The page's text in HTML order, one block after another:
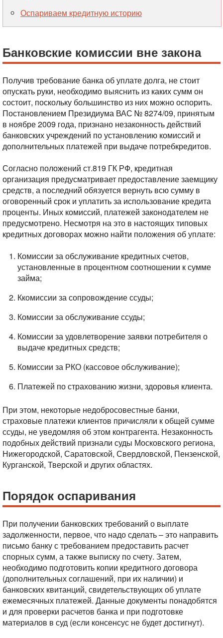
Оспариваем кредитную историю
Банковские комиссии вне закона
Получив требование банка об уплате долга, не стоит
опускать руки, необходимо выяснить из каких сумм он
состоит, поскольку большинство из них можно оспорить.
Постановлением Президиума ВАС № 8274/09, принятым
в ноябре 2009 года, признано незаконность действий
банковских учреждений по установлению комиссий и
дополнительных платежей при выдаче потребкредитов.
Согласно положений ст.819 ГК РФ, кредитная
организация предусматривает предоставление заемщику
средств, а последний обязуется вернуть всю сумму в
оговоренный срок и уплатить за использование кредита
проценты. Иных комиссий, платежей законодателем не
предусмотрено. Несмотря на это в настоящих типовых
кредитных договорах можно найти положения об уплате:
Комиссии за обслуживание кредитных счетов,
установленные в процентном соотношении к сумме
займа;
Ккомиссии за сопровождение ссуды;
Комиссии за обслуживание ссуды;
Комиссии за удовлетворение заявки потребителя о
выдаче кредитных средств;
Комиссии за РКО (кассовое обслуживание);
Платежей по страхованию жизни, здоровья клиента.
При этом, некоторые недобросовестные банки,
страховые платежи клиентов причисляли к общей сумме
ссуды, не уведомляя об этом контрагента. Незаконность
подобных действий признали суды Московского региона,
Нижегородской, Саратовской, Свердловской, Пензенской,
Курганской, Тверской и других областях.
Порядок оспаривания
При получении банковских требований о выплате
задолженности, первое, что надо сделать – это направить
письмо банку с требованием предоставить расчет
спорных сумм, а также выписку по счету. Затем,
необходимо подготовить копии кредитного договора
(дополнительных соглашений, при их наличии) и
банковских квитанций, свидетельствующих об уплате
ежемесячных платежей. Данные документы понадобятся
и для проверки расчетов банка и при подготовке
материалов в суд (если консенсус не будет достигнут).